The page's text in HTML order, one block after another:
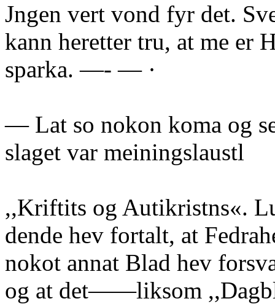
Jngen vert vond fyr det.
kann heretter tru, at me er
sparka. —- — ·
— Lat so nokon koma og
slaget var meiningslaustl
,,Kriftits og Autikristns«.
dende hev fortalt, at
nokot annat Blad hev
og at det——liksom